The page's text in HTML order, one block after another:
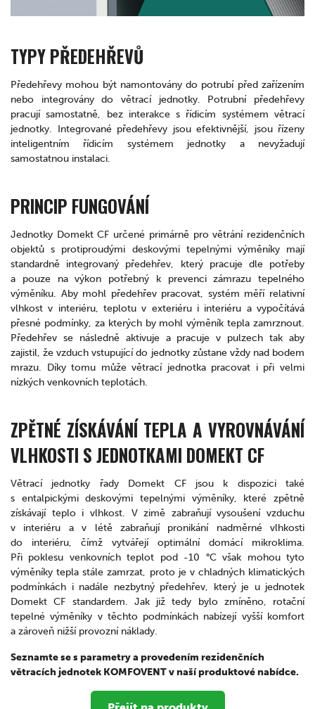
TYPY PŘEDEHŘEVŮ
Předehřevy mohou být namontovány do potrubí před zařízením
nebo integrovány do větrací jednotky. Potrubní předehřevy
pracují samostatně, bez interakce s řídicím systémem větrací
jednotky. Integrované předehřevy jsou efektivnější, jsou řízeny
inteligentním řídicím systémem jednotky a nevyžadují
samostatnou instalaci.
PRINCIP FUNGOVÁNÍ
Jednotky Domekt CF určené primárně pro větrání rezidenčních
objektů s protiproudými deskovými tepelnými výměníky mají
standardně integrovaný předehřev, který pracuje dle potřeby
a pouze na výkon potřebný k prevenci zámrazu tepelného
výměníku. Aby mohl předehřev pracovat, systém měří relativní
vlhkost v interiéru, teplotu v exteriéru i interiéru a vypočítává
přesné podmínky, za kterých by mohl výměník tepla zamrznout.
Předehřev se následně aktivuje a pracuje v pulzech tak aby
zajistil, že vzduch vstupující do jednotky zůstane vždy nad bodem
mrazu. Díky tomu může větrací jednotka pracovat i při velmi
nízkých venkovních teplotách.
ZPĚTNÉ ZÍSKÁVÁNÍ TEPLA A VYROVNÁVÁNÍ
VLHKOSTI S JEDNOTKAMI DOMEKT CF
Větrací jednotky řady Domekt CF jsou k dispozici také
s entalpickými deskovými tepelnými výměníky, které zpětně
získávají teplo i vlhkost. V zimě zabraňují vysoušení vzduchu
v interiéru a v létě zabraňují pronikání nadměrné vlhkosti
do interiéru, čímž vytvářejí optimální domácí mikroklima.
Při poklesu venkovních teplot pod -10 °C však mohou tyto
výměníky tepla stále zamrzat, proto je v chladných klimatických
podmínkách i nadále nezbytný předehřev, který je u jednotek
Domekt CF standardem. Jak již tedy bylo zmíněno, rotační
tepelné výměníky v těchto podmínkách nabízejí vyšší komfort
a zároveň nižší provozní náklady.
Seznamte se s parametry a provedením rezidenčních
větracích jednotek KOMFOVENT v naší produktové nabídce.